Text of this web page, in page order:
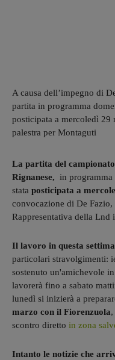
A causa dell’impegno di
partita in programma
posticipata a mercoledì 29
palestra per Montaguti
La partita del
Rignanese, in programma
stata posticipata a
convocazione di De
Rappresentativa della Lnd
Il lavoro in questa
particolari stravolgimenti:
sostenuto un'amichevole
lavorerà fino a sabato
lunedì si inizierà a
marzo con il Fiorenzuola
scontro diretto in zona
Intanto le notizie che